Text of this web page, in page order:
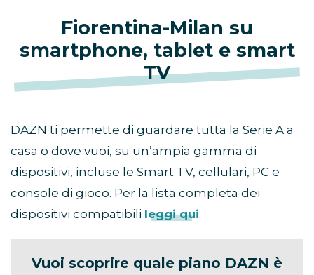
Fiorentina-Milan su
smartphone, tablet e smart
TV
DAZN ti permette di guardare tutta la Serie A a
casa o dove vuoi, su un’ampia gamma di
dispositivi, incluse le Smart TV, cellulari, PC e
console di gioco. Per la lista completa dei
dispositivi compatibili leggi qui.
Vuoi scoprire quale piano DAZN è